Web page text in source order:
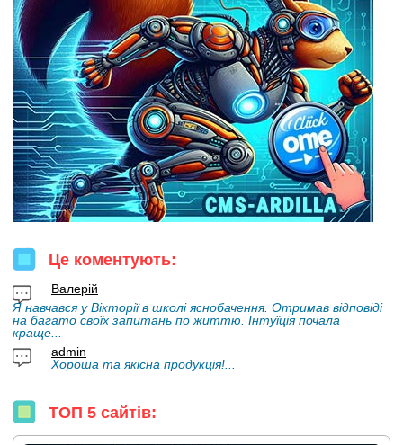
Це коментують:
Валерій
Я навчався у Вікторії в школі яснобачення. Отримав відповіді
на багато своїх запитань по життю. Інтуїція почала
краще...
admin
Хороша та якісна продукція!...
ТОП 5 сайтів: